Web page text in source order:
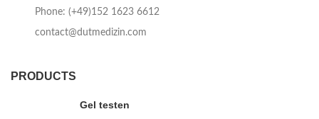
Phone: (+49)152 1623 6612
contact@dutmedizin.com
PRODUCTS
Gel testen